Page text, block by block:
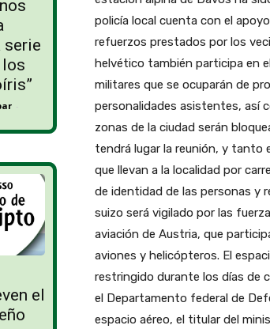
serie
los
-
el
policía local cuenta con el
refuerzos prestados por los
helvético también participa en
militares que se ocuparán de
personalidades asistentes, así
zonas de la ciudad serán
tendrá lugar la reunión, y tanto
que llevan a la localidad por
de identidad de las personas y
suizo será vigilado por las
aviación de Austria, que
aviones y helicópteros. El
restringido durante los días de
el Departamento federal de
espacio aéreo, el titular del